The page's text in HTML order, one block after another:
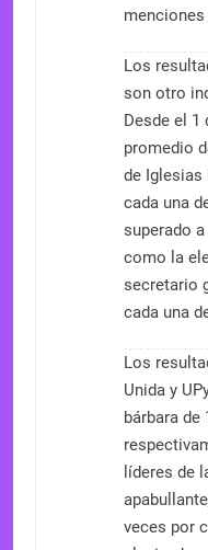
Los
son otro
Desde el 1
promedio
de Iglesias
cada una
superado
como la
secretario
cada una
Los
Unida y
bárbara de
líderes de
veces por